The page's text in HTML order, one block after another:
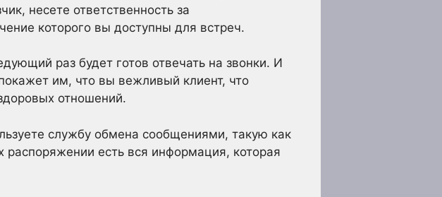
несете ответственность за
которого вы доступны для встреч.
раз будет готов отвечать на звонки. И
им, что вы вежливый клиент, что
отношений.
службу обмена сообщениями, такую как
распоряжении есть вся информация, которая